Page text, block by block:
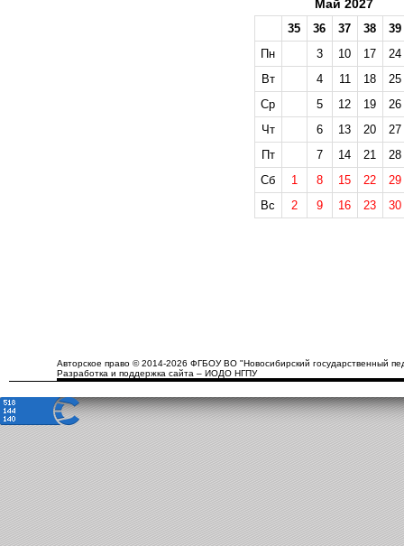
Май 2027
35 36 37 38
39
Пн
3 10 17
24
Вт
4 11 18
25
Ср
5 12 19
26
Чт
6 13 20
27
Пт
7 14 21
28
Сб
1 8 15 22
29
Вс
2 9 16 23 30
Авторское право © 2014-2026 ФГБОУ ВО "Новосибирский государственный
Разработка и поддержка сайта – ИОДО НГПУ